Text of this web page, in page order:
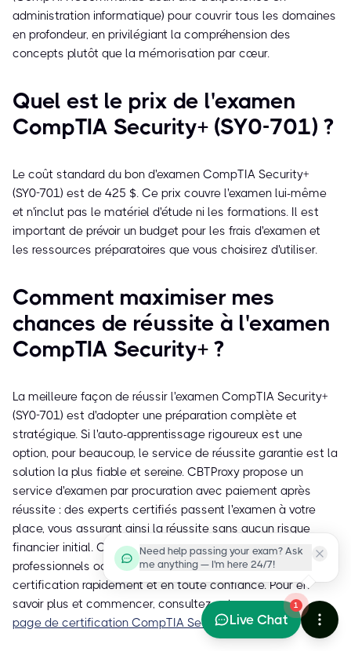
administration informatique) pour couvrir tous les domaines
en profondeur, en privilégiant la compréhension des
concepts plutôt que la mémorisation par cœur.
Quel est le prix de l'examen
CompTIA Security+ (SY0-701) ?
Le coût standard du bon d'examen CompTIA Security+
(SY0-701) est de 425 $. Ce prix couvre l'examen lui-même
et n'inclut pas le matériel d'étude ni les formations. Il est
important de prévoir un budget pour les frais d'examen et
les ressources préparatoires que vous choisirez d'utiliser.
Comment maximiser mes
chances de réussite à l'examen
CompTIA Security+ ?
La meilleure façon de réussir l'examen CompTIA Security+
(SY0-701) est d'adopter une préparation complète et
stratégique. Si l'auto-apprentissage rigoureux est une
option, pour beaucoup, le service de réussite garantie est la
solution la plus fiable et sereine. CBTProxy propose un
service d'examen par procuration avec paiement après
réussite : des experts certifiés passent l'examen à votre
place, vous assurant ainsi la réussite sans aucun risque
financier initial. Cette option est idéale pour les
professionnels occupés qui souhaitent obtenir leur
certification rapidement et en toute confiance. Pour en
savoir plus et commencer, consultez notre
page de certification CompTIA Security+.
Need help passing your exam? Ask
me anything — I'm here 24/7!
1
Live Chat